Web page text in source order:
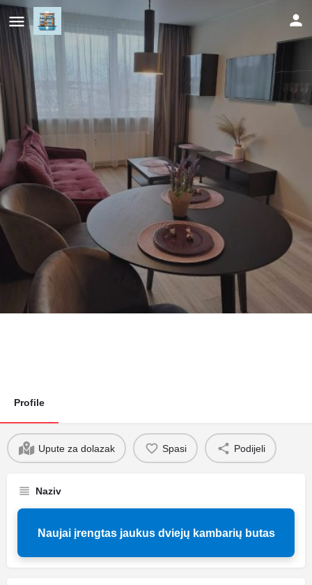
Naujai įrengtas jaukus dviejų
kambarių butas
Profile
Upute za dolazak Spasi Podijeli
Naziv
Naujai įrengtas jaukus dviejų kambarių butas